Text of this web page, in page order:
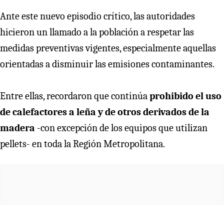
Ante este nuevo episodio crítico, las autoridades
hicieron un llamado a la población a respetar las
medidas preventivas vigentes, especialmente aquellas
orientadas a disminuir las emisiones contaminantes.
Entre ellas, recordaron que continúaprohibido el uso
de calefactores a leña y de otros derivados de la
madera -con excepción de los equipos que utilizan
pellets- en toda la Región Metropolitana.